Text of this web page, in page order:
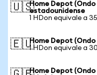
🇺🇸Home Depot
estadounidense
1 HDon equivale a
🇪🇺Home Depot
1 HDon equivale a
Home Depot